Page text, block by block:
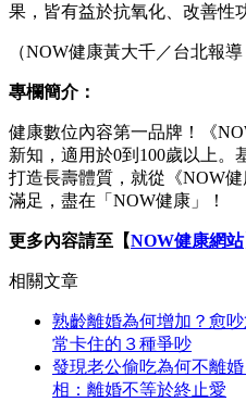
果，皆有益於抗氧化、改善性
（NOW健康黃大千／台北報
專欄簡介：
健康數位內容第一品牌！《
新知，適用於0到100歲以上。
打造長壽體質，就從《NOW
滿足，盡在「NOW健康」！
更多內容請至【NOW健康網站
相關文章
熟齡離婚為何增加？愈
常卡住的３種爭吵
發現老公偷吃為何不離
相：離婚不等於終止愛